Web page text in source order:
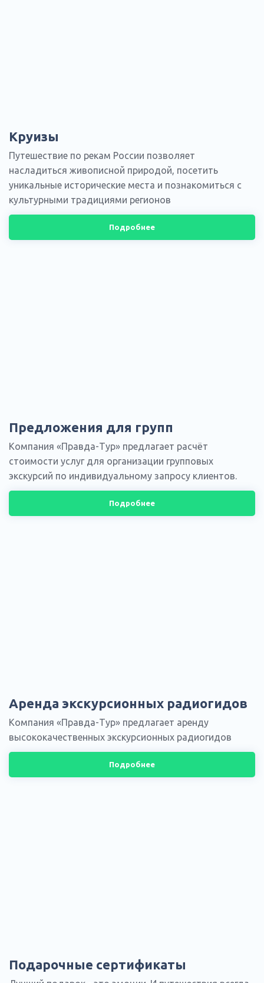
Круизы
Путешествие по рекам России позволяет
насладиться живописной природой, посетить
уникальные исторические места и познакомиться с
культурными традициями регионов
Подробнее
Предложения для групп
Компания «Правда-Тур» предлагает расчёт
стоимости услуг для организации групповых
экскурсий по индивидуальному запросу клиентов.
Подробнее
Аренда экскурсионных радиогидов
Компания «Правда-Тур» предлагает аренду
высококачественных экскурсионных радиогидов
Подробнее
Подарочные сертификаты